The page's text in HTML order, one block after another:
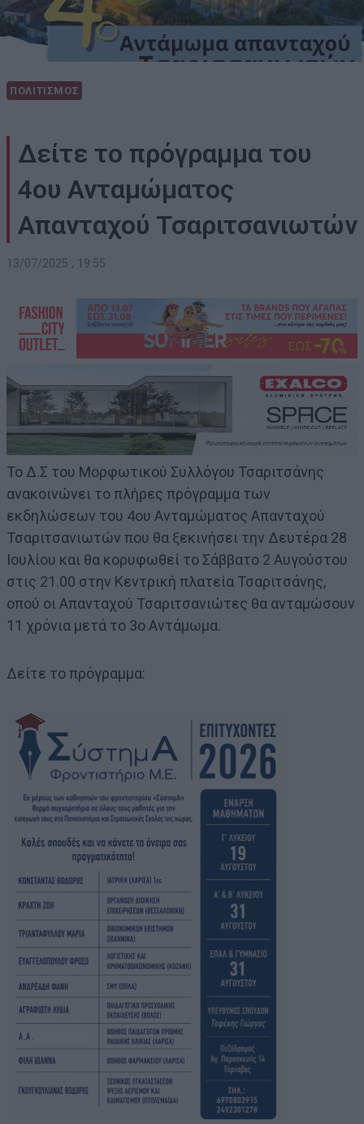
ΠΟΛΙΤΙΣΜΟΣ
Δείτε το πρόγραμμα του
4ου Ανταμώματος
Απανταχού Τσαριτσανιωτών
13/07/2025 , 19:55
Το Δ.Σ του Μορφωτικού Συλλόγου Τσαριτσάνης
ανακοινώνει το πλήρες πρόγραμμα των
εκδηλώσεων του 4ου Ανταμώματος Απανταχού
Τσαριτσανιωτών που θα ξεκινήσει την Δευτέρα 28
Ιουλίου και θα κορυφωθεί το Σάββατο 2 Αυγούστου
στις 21.00 στην Κεντρική πλατεία Τσαριτσάνης,
οπού οι Απανταχού Τσαριτσανιώτες θα ανταμώσουν
11 χρόνια μετά το 3ο Αντάμωμα.
Δείτε το πρόγραμμα: